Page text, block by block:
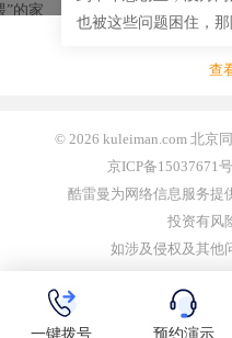
”的家
也被这些问题困住，
绩说话的创业者，将查
© 2026 kuleiman.com 北京
京ICP备15037671
酷雷曼为网络信息服务提
投资有风
如涉及侵权及其他
一键拨号 预约演示